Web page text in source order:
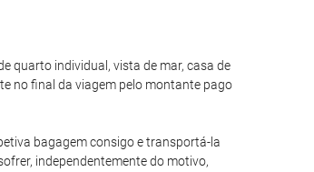
quarto individual, vista de mar, casa de
no final da viagem pelo montante pago
bagagem consigo e transportá-la
independentemente do motivo,